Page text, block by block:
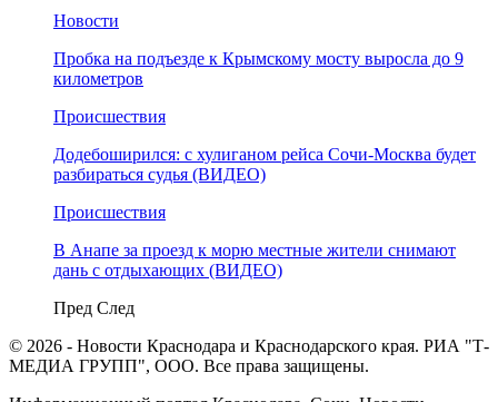
Новости
Пробка на подъезде к Крымскому мосту выросла до 9
километров
Происшествия
Додебоширился: с хулиганом рейса Сочи-Москва будет
разбираться судья (ВИДЕО)
Происшествия
В Анапе за проезд к морю местные жители снимают
дань с отдыхающих (ВИДЕО)
Пред След
© 2026 - Новости Краснодара и Краснодарского края. РИА "Т-
МЕДИА ГРУПП", ООО. Все права защищены.